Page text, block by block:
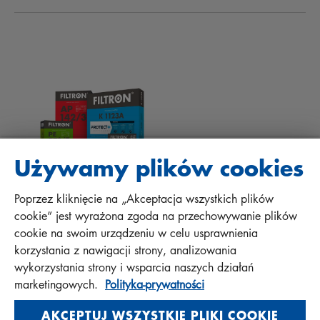
Protect+
FAQ
MANN+HUMMEL FT Poland
Sp. z o. o. Sp. k.
ul. Wrocławska 145, 63-800 GOSTYŃ, POLAND
Polityka prywatności
Impressum
Używamy plików cookies
Poprzez kliknięcie na „Akceptacja wszystkich plików
cookie” jest wyrażona zgoda na przechowywanie plików
cookie na swoim urządzeniu w celu usprawnienia
korzystania z nawigacji strony, analizowania
wykorzystania strony i wsparcia naszych działań
marketingowych. Polityka-prywatności
AKCEPTUJ WSZYSTKIE PLIKI COOKIE